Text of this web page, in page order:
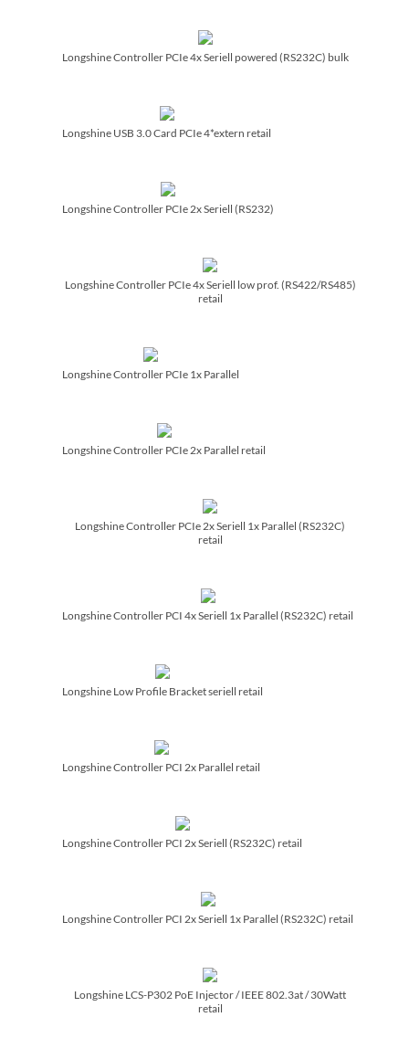
Longshine Controller PCIe 4x Seriell powered (RS232C) bulk
Longshine USB 3.0 Card PCIe 4*extern retail
Longshine Controller PCIe 2x Seriell (RS232)
Longshine Controller PCIe 4x Seriell low prof. (RS422/­RS485)
retail
Longshine Controller PCIe 1x Parallel
Longshine Controller PCIe 2x Parallel retail
Longshine Controller PCIe 2x Seriell 1x Parallel (RS232C)
retail
Longshine Controller PCI 4x Seriell 1x Parallel (RS232C) retail
Longshine Low Profile Bracket seriell retail
Longshine Controller PCI 2x Parallel retail
Longshine Controller PCI 2x Seriell (RS232C) retail
Longshine Controller PCI 2x Seriell 1x Parallel (RS232C) retail
Longshine LCS-P302 PoE Injector /­ IEEE 802.3at /­ 30Watt
retail